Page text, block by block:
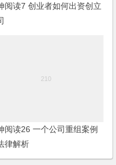
阅读7 创业者如何出资创立
阅读26 一个公司重组案例
律解析